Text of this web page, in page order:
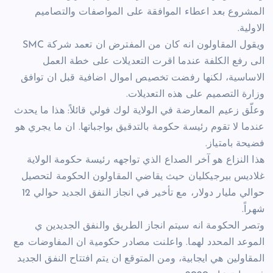
المشروع بعد اعطاء الموافقة على المواصفات والتصاميم
الاولية.
ويقول المقاولون انه كان من المفترض ان تعمد شركة SMC
الى رفع الكلفة عندما اقرت التعديلات على خطة العمل
الاساسية، لكنها رفضت تخصيص اموال اضافية قبل ان توافق
وزارة التصميم على هذه التعديلات.
وعلّق زعيم المعارضة في الولاية لوك فولي قائلاً: هذا ما يحدث
عندما لا تقوم رئيسة حكومة بالتدقيق بواجباتها. ان ما يجري هو
فضيحة بامتياز.
هذا النزاع هو آخر الصداع الذي تواجهه رئيسة حكومة الولاية
غلاديس بيرجيكليان حيث يقاضي المقاولون الحكومة لتحصيل
حوالي مليار دولار، مع تأخير في انجاز النفق الجديد حوالي 12
شهراً.
وتصر الحكومة انه سيتم انجاز الطريق والنفق الجديدين ي
الموعد المحدد لهما. واعلنت مصادر حكومية ان المفاوضات مع
المقاولين هي ايجابية، ومن المتوقع ان يتم افتتاح النفق الجديد